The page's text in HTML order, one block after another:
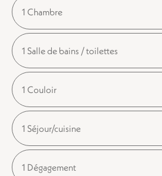
1 Chambre
1 Salle de bains / toilettes
1 Couloir
1 Séjour/cuisine
1 Dégagement